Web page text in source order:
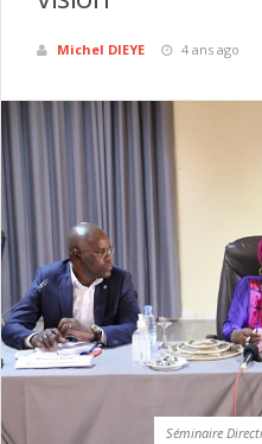
Michel DIEYE 4 ans ago
Séminaire